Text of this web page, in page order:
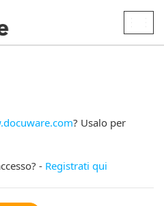
? Usalo per
- Registrati qui